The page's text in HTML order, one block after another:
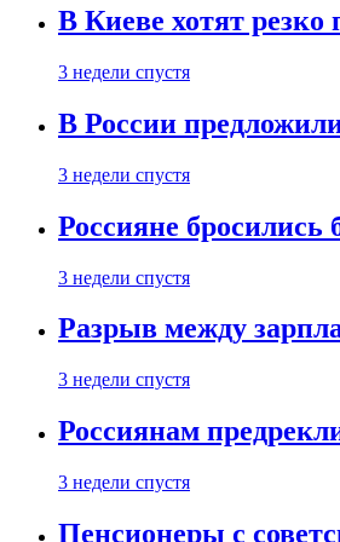
В Киеве хотят
3 недели спустя
В России
3 недели спустя
Россияне
3 недели спустя
Разрыв между
3 недели спустя
Россиянам
3 недели спустя
Пенсионеры с